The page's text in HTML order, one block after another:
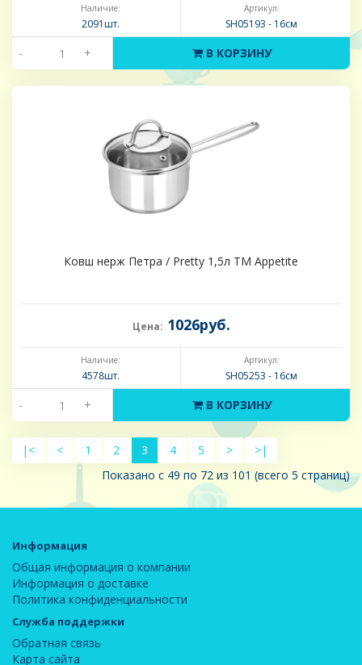
Наличие:
2091шт.
Артикул:
SH05193 - 16см
- + В КОРЗИНУ
Ковш нерж Петра / Pretty 1,5л ТМ Appetite
Цена: 1026руб.
Наличие:
4578шт.
Артикул:
SH05253 - 16см
- + В КОРЗИНУ
|< < 1 2 3 4 5 >
>|
Показано с 49 по 72 из 101 (всего 5 страниц)
Информация
Общая информация о компании
Информация о доставке
Политика конфиденциальности
Служба поддержки
Обратная связь
Карта сайта